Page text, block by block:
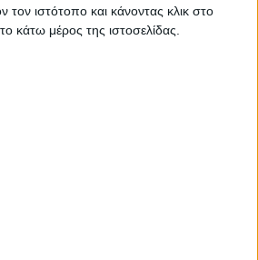
τον ιστότοπο και κάνοντας κλικ στο
κάτω μέρος της ιστοσελίδας.